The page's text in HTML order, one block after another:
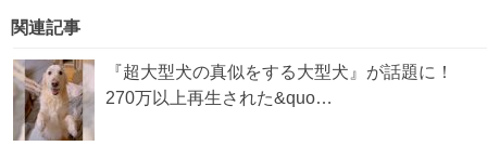
関連記事
『超大型犬の真似をする大型犬』が話題に！
270万以上再生された&quo…